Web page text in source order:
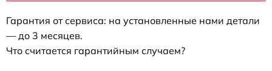
Гарантия от сервиса: на установленные нами детали
— до 3 месяцев.
Что считается гарантийным случаем?